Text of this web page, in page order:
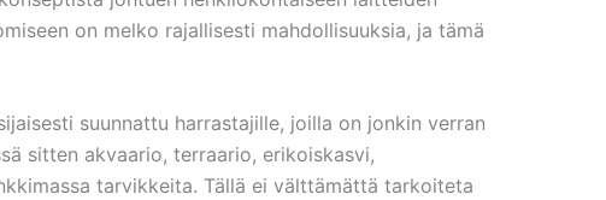
on melko rajallisesti mahdollisuuksia, ja tämä
suunnattu harrastajille, joilla on jonkin verran
sitten akvaario, terraario, erikoiskasvi,
tarvikkeita. Tällä ei välttämättä tarkoiteta